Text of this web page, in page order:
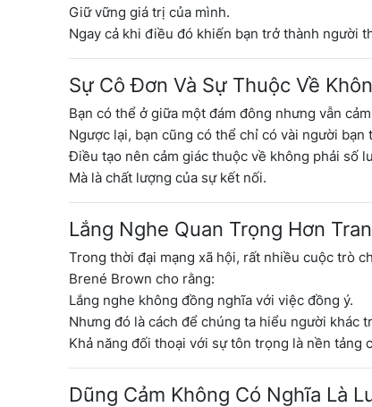
Giữ vững giá trị của mình.
Ngay cả khi điều đó khiến bạn trở thành người
Sự Cô Đơn Và Sự Thuộc Về
Bạn có thể ở giữa một đám đông nhưng vẫn
Ngược lại, bạn cũng có thể chỉ có vài người
Điều tạo nên cảm giác thuộc về không phải số
Mà là chất lượng của sự kết nối.
Lắng Nghe Quan Trọng Hơn
Trong thời đại mạng xã hội, rất nhiều cuộc trò
Brené Brown cho rằng:
Lắng nghe không đồng nghĩa với việc đồng ý.
Nhưng đó là cách để chúng ta hiểu người khác
Khả năng đối thoại với sự tôn trọng là nền tảng
Dũng Cảm Không Có Nghĩa Là